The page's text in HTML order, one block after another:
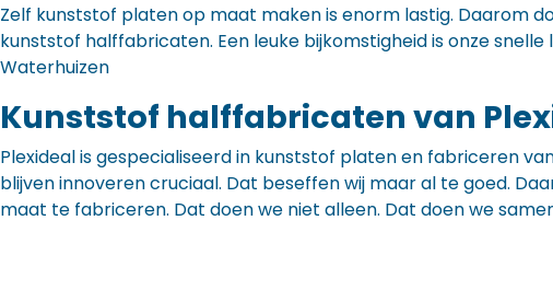
Zelf kunststof platen op maat maken is enorm lastig. Daarom
kunststof halffabricaten. Een leuke bijkomstigheid is onze
Waterhuizen
Kunststof halffabricaten van
Plexideal is gespecialiseerd in kunststof platen en fabriceren
blijven innoveren cruciaal. Dat beseffen wij maar al te goed.
maat te fabriceren. Dat doen we niet alleen. Dat doen we